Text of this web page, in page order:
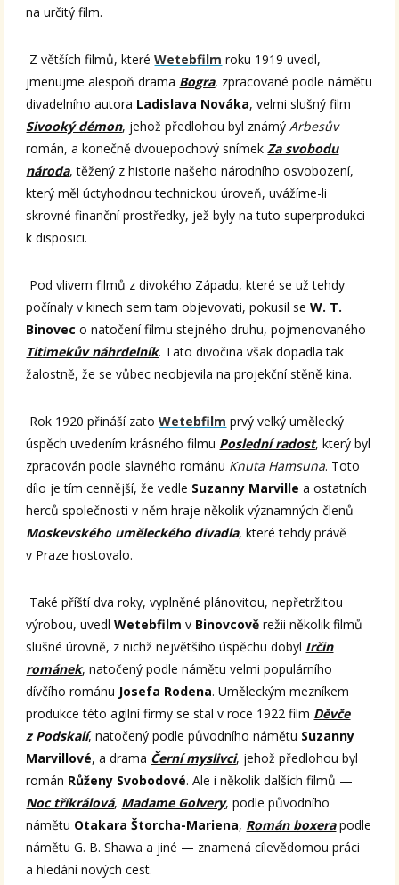
na určitý film.
Z větších filmů, kteréWetebfilm roku 1919 uvedl,
jmenujme alespoň drama Bogra, zpracované podle námětu
divadelního autora Ladislava Nováka, velmi slušný film
Sivooký démon, jehož předlohou byl známýArbesův
román, a konečně dvouepochový snímekZa svobodu
národa, těžený z historie našeho národního osvobození,
který měl úctyhodnou technickou úroveň, uvážíme-li
skrovné finanční prostředky, jež byly na tuto superprodukci
k disposici.
Pod vlivem filmů z divokého Západu, které se už tehdy
počínaly v kinech sem tam objevovati, pokusil seW. T.
Binovec o natočení filmu stejného druhu, pojmenovaného
Titimekův náhrdelník. Tato divočina však dopadla tak
žalostně, že se vůbec neobjevila na projekční stěně kina.
Rok 1920 přináší zatoWetebfilm prvý velký umělecký
úspěch uvedením krásného filmu Poslední radost, který byl
zpracován podle slavného románu Knuta Hamsuna. Toto
dílo je tím cennější, že vedle Suzanny Marville a ostatních
herců společnosti v něm hraje několik významných členů
Moskevského uměleckého divadla, které tehdy právě
v Praze hostovalo.
Také příští dva roky, vyplněné plánovitou, nepřetržitou
výrobou, uvedlWetebfilm v Binovcově režii několik filmů
slušné úrovně, z nichž největšího úspěchu dobyl Irčin
románek, natočený podle námětu velmi populárního
dívčího románu Josefa Rodena. Uměleckým mezníkem
produkce této agilní firmy se stal v roce 1922 film Děvče
z Podskalí, natočený podle původního námětu Suzanny
Marvillové, a drama Černí myslivci, jehož předlohou byl
román Růženy Svobodové. Ale i několik dalších filmů —
Noc tříkrálová, Madame Golvery, podle původního
námětu Otakara Štorcha-Mariena, Román boxerapodle
námětu G. B. Shawa a jiné — znamená cílevědomou práci
a hledání nových cest.